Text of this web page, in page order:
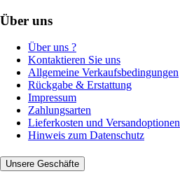
Über uns
Über uns ?
Kontaktieren Sie uns
Allgemeine Verkaufsbedingungen
Rückgabe & Erstattung
Impressum
Zahlungsarten
Lieferkosten und Versandoptionen
Hinweis zum Datenschutz
Unsere Geschäfte